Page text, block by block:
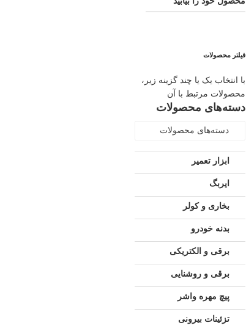
فیلتر محصولات
با انتخاب یک یا چند گزینه زیر،
محصولات مرتبط با آن
دسته‌های محصولات
دسته‌های محصولات
ابزار تعمیر
ایربگ
بخاری و کولر
بدنه خودرو
برقی و الکتریکی
برقی و روشنایی
پیچ مهره واشر
تزئینات بیرونی